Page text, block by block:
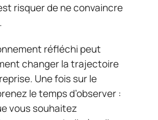
risquer de ne convaincre
réfléchi peut
changer la trajectoire
Une fois sur le
le temps d’observer :
vous souhaitez